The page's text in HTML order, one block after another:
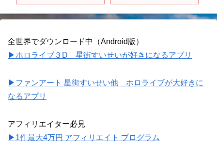
全世界でダウンロード中（Android版）
▶ホロライブ３D 星街すいせいが好きになるアプリ
▶ファンアート 星街すいせい他 ホロライブが大好きに
なるアプリ
アフィリエイター必見
▶1件最大4万円 アフィリエイト プログラム